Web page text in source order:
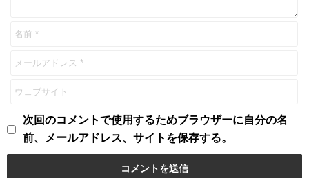
次回のコメントで使用するためブラウザーに自分の名
前、メールアドレス、サイトを保存する。